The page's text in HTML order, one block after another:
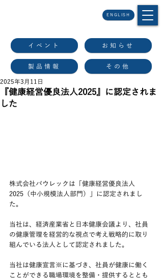
ENGLISH
イベント お知らせ
製品情報 その他
『健康経営優良法人2025』に認定されま
した
2025年3月11日
株式会社パウレックは「健康経営優良法人
2025（中小規模法人部門）」に認定されまし
た。​
当社は、経済産業省と日本健康会議より、社員
の健康管理を経営的な視点で考え戦略的に取り
組んでいる法人として認定されました。
当社は健康宣言※に基づき、社員が健康に働く
ことができる職場環境を整備・提供するととも